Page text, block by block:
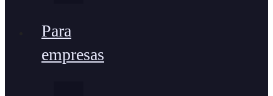
Para
empresas